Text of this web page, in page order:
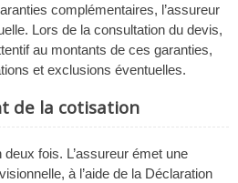
complémentaires, l’assureur
Lors de la consultation du devis,
au montants de ces garanties,
et exclusions éventuelles.
de la cotisation
fois. L’assureur émet une
à l’aide de la Déclaration